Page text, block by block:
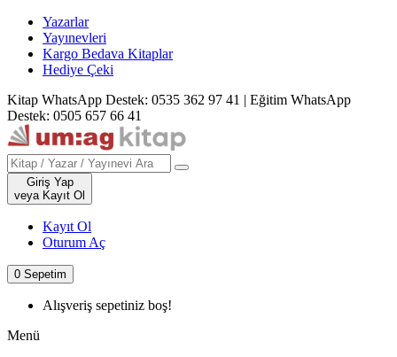
Yazarlar
Yayınevleri
Kargo Bedava Kitaplar
Hediye Çeki
Kitap WhatsApp Destek: 0535 362 97 41 | Eğitim WhatsApp
Destek: 0505 657 66 41
Giriş Yap
veya Kayıt Ol
Kayıt Ol
Oturum Aç
0 Sepetim
Alışveriş sepetiniz boş!
Menü